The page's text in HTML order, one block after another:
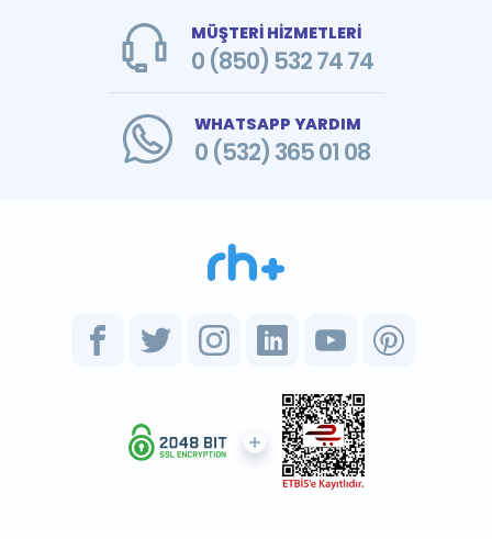
MÜŞTERİ HİZMETLERİ
0 (850) 532 74 74
WHATSAPP YARDIM
0 (532) 365 01 08